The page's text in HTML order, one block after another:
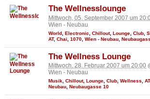
The Wellnesslounge
Mittwoch, 05. September 2007 um
Wien - Neubau
World Electronic Chillout, Lounge Club
AT, Chai 1070 Wien - Neubau
The Wellness Lounge
Mittwoch, 28. Februar 2007 um 20:00
Wien - Neubau
Musik, Chillout, Lounge, Club, Wellness, AT
Neubau, Neubaugasse 10